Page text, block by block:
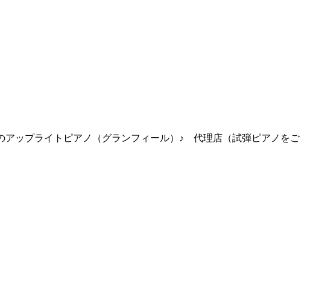
アップライトピアノ（グランフィール）♪ 代理店（試弾ピアノをご